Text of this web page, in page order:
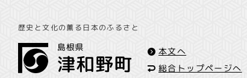
歴史と文化の薫る日本のふるさと
本文へ
総合トップページへ